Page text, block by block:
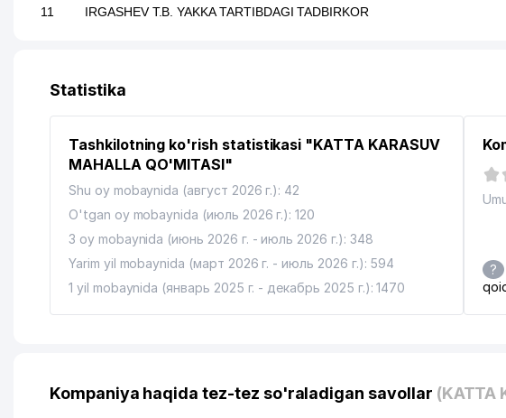
11 IRGASHEV T.B. YAKKA TARTIBDAGI TADBIRKOR
13 GULZOR UCHINCHI KOMMUNAL UY-JOY MULK SHIRKATI
14 VIPRATON-BNB ShK
ALOQA BO'LIMI №187
BOLALAR BOG'CHASI №148
NASTARIN KOMMUNAL UY-JOY MULK SHIRKATI
HAVAS FOOD MChJ
BAHIY SAVDO MChJ
22 MURUVVAT NOGIRONLIGI BO'LGAN SHAXSLAR UCHUN ERKAKLAR
Statistika
Tashkilotning ko'rish statistikasi "KATTA KARASUV
MAHALLA QO'MITASI"
Shu oy mobaynida (август 2026 г.): 42
O'tgan oy mobaynida (июль 2026 г.): 120
3 oy mobaynida (июнь 2026 г. - июль 2026 г.): 348
Yarim yil mobaynida (март 2026 г. - июль 2026 г.): 594
1 yil mobaynida (январь 2025 г. - декабрь 2025 г.): 1470
?
Kompaniya haqida tez-tez so'raladigan savollar (KATTA